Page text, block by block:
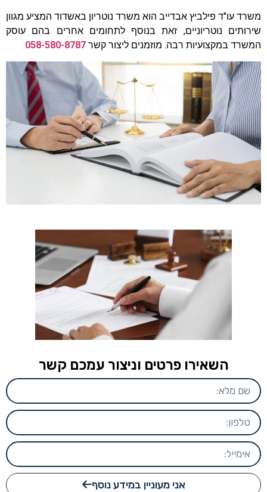
משרד עו"ד פילביץ אבדייב הוא משרד נוטריון באשדוד המציע מגוון
שירותים נוטריוניים, זאת בנוסף לתחומים אחרים בהם עוסק
המשרד במקצועיות רבה. מוזמנים ליצור קשר 058-580-8787
השאירו פרטים וניצור עמכם קשר
אני מעוניין במידע נוסף